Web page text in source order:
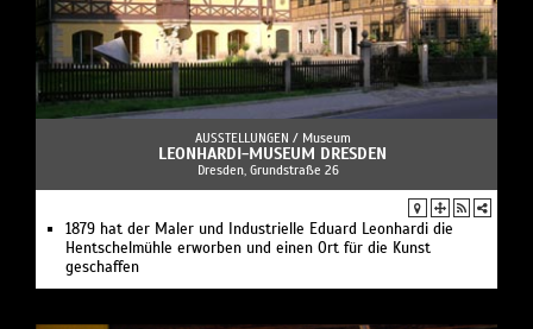
AUSSTELLUNGEN / Museum
LEONHARDI-MUSEUM DRESDEN
Dresden, Grundstraße 26
1879 hat der Maler und Industrielle Eduard Leonhardi die
Hentschelmühle erworben und einen Ort für die Kunst
geschaffen